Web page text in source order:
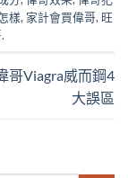
樣, 家計會買偉哥, 旺
.
哥Viagra威而鋼4
大誤區